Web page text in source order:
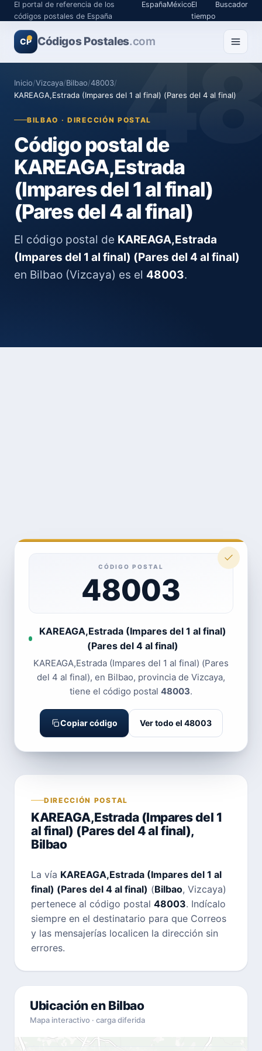
El portal de referencia de los
códigos postales de España
EspañaMéxicoEl
tiempo
Buscador
CP Códigos Postales.com
Inicio/Vizcaya/Bilbao/48003/
KAREAGA,Estrada (Impares del 1 al final) (Pares del 4 al final)
BILBAO · DIRECCIÓN POSTAL
Código postal de
KAREAGA,Estrada
(Impares del 1 al final)
(Pares del 4 al final)
El código postal de KAREAGA,Estrada
(Impares del 1 al final) (Pares del 4 al final)
en Bilbao (Vizcaya) es el 48003.
CÓDIGO POSTAL
48003
KAREAGA,Estrada (Impares del 1 al final)
(Pares del 4 al final)
KAREAGA,Estrada (Impares del 1 al final) (Pares
del 4 al final), en Bilbao, provincia de Vizcaya,
tiene el código postal 48003.
Copiar código Ver todo el 48003
DIRECCIÓN POSTAL
KAREAGA,Estrada (Impares del 1
al final) (Pares del 4 al final),
Bilbao
La vía KAREAGA,Estrada (Impares del 1 al
final) (Pares del 4 al final) (Bilbao, Vizcaya)
pertenece al código postal 48003. Indícalo
siempre en el destinatario para que Correos
y las mensajerías localicen la dirección sin
errores.
Ubicación en Bilbao
Mapa interactivo · carga diferida